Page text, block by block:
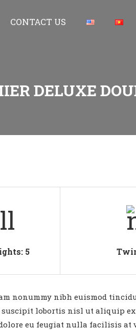
CONTACT US
DELUXE
5
nonummy nibh euismod
lobortis nisl ut aliquip ex
eu feugiat nulla facilisis at